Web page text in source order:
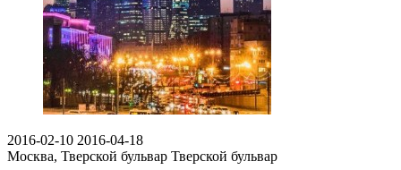
2016-02-10 2016-04-18
Москва, Тверской бульвар Тверской бульвар